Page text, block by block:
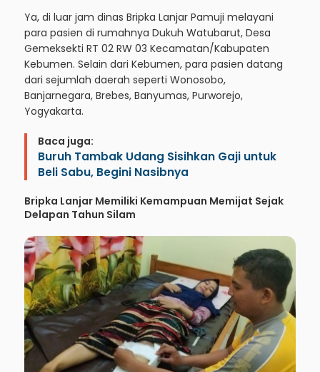
Ya, di luar jam dinas Bripka Lanjar Pamuji melayani
para pasien di rumahnya Dukuh Watubarut, Desa
Gemeksekti RT 02 RW 03 Kecamatan/Kabupaten
Kebumen. Selain dari Kebumen, para pasien datang
dari sejumlah daerah seperti Wonosobo,
Banjarnegara, Brebes, Banyumas, Purworejo,
Yogyakarta.
Baca juga:
Buruh Tambak Udang Sisihkan Gaji untuk
Beli Sabu, Begini Nasibnya
Bripka Lanjar Memiliki Kemampuan Memijat Sejak
Delapan Tahun Silam